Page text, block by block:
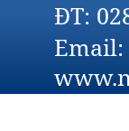
ĐT:
Email: